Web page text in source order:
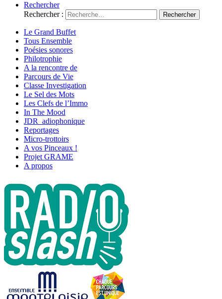
Rechercher
Rechercher :
Le Grand Buffet
Tous Ensemble
Poésies sonores
Philotrophie
A la rencontre de
Parcours de Vie
Classe Investigation
Le Sel des Mots
Les Clefs de l’Immo
In The Mood
JDR_adiophonique
Reportages
Micro-trottoirs
A vos Pinceaux !
Projet GRAME
A propos